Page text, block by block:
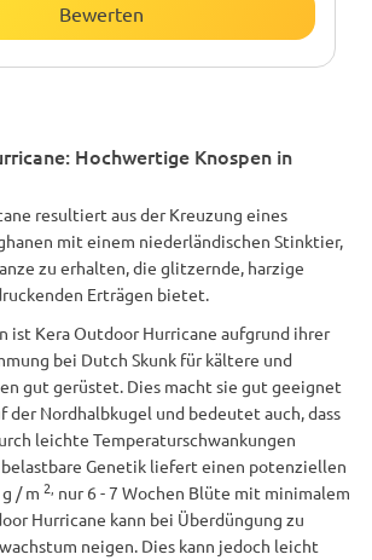
Bewerten
Hochwertige Knospen in
resultiert aus der Kreuzung eines
mit einem niederländischen Stinktier,
zu erhalten, die glitzernde, harzige
Erträgen bietet.
ist Kera Outdoor Hurricane aufgrund ihrer
bei Dutch Skunk für kältere und
gut gerüstet. Dies macht sie gut geeignet
der Nordhalbkugel und bedeutet auch, dass
leichte Temperaturschwankungen
Genetik liefert einen potenziellen
/ m 2, nur 6 - 7 Wochen Blüte mit minimalem
Hurricane kann bei Überdüngung zu
neigen. Dies kann jedoch leicht